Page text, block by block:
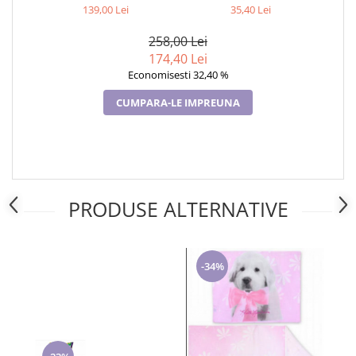
Cadouri pentru Doctori
CM, 70×90 CM, DISNEY, 100%
139,00 Lei
35,40 Lei
258,00 Lei
174,40 Lei
Economisesti 32,40 %
CUMPARA-LE IMPREUNA
PRODUSE ALTERNATIVE
-34%